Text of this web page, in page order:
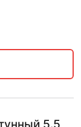
5.5